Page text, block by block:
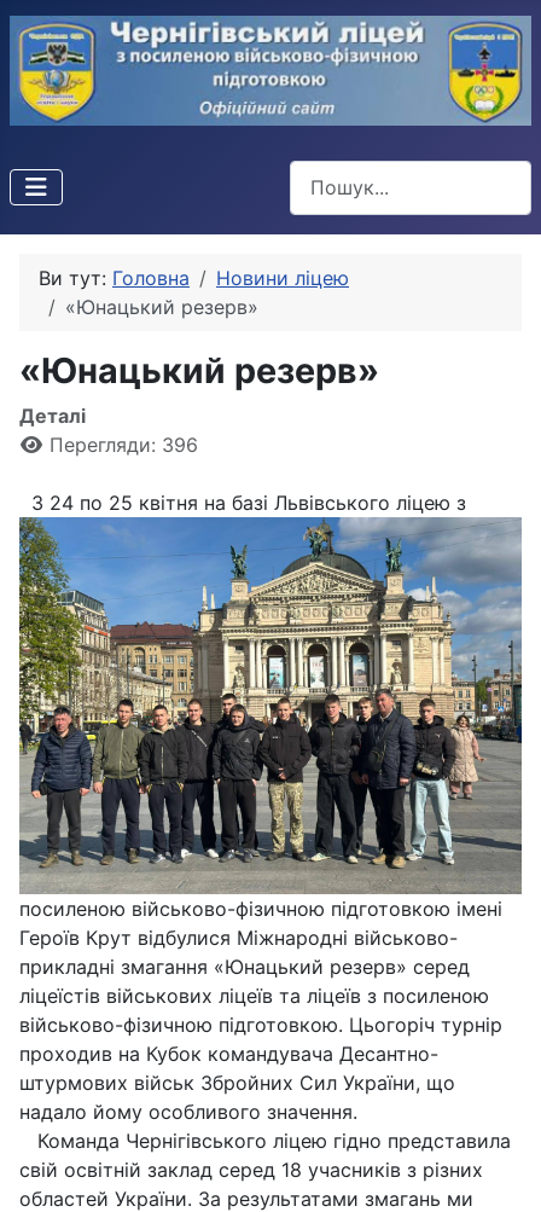
Пошук
Ви тут: Головна
Новини ліцею
«Юнацький резерв»
«Юнацький резерв»
Деталі
Перегляди: 396
З 24 по 25 квітня на базі Львівського ліцею з
посиленою військово-фізичною підготовкою імені
Героїв Крут відбулися Міжнародні військово-
прикладні змагання «Юнацький резерв» серед
ліцеїстів військових ліцеїв та ліцеїв з посиленою
військово-фізичною підготовкою. Цьогоріч турнір
проходив на Кубок командувача Десантно-
штурмових військ Збройних Сил України, що
надало йому особливого значення.
Команда Чернігівського ліцею гідно представила
свій освітній заклад серед 18 учасників з різних
областей України. За результатами змагань ми